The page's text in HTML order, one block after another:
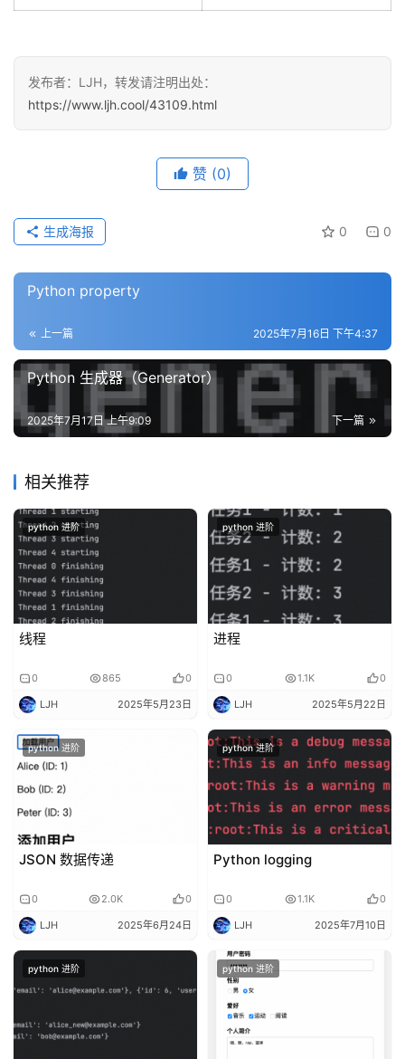
发布者：LJH，转发请注明出处：
https://www.ljh.cool/43109.html
赞 (0)
0 0
生成海报
Python property
上一篇 2025年7月16日 下午4:37
Python 生成器（Generator）
下一篇
2025年7月17日 上午9:09
相关推荐
python 进阶
线程
0 865 0
LJH 2025年5月23日
python 进阶
进程
0 1.1K 0
LJH 2025年5月22日
python 进阶
JSON 数据传递
0 2.0K 0
LJH 2025年6月24日
python 进阶
Python logging
0 1.1K 0
LJH 2025年7月10日
python 进阶 python 进阶